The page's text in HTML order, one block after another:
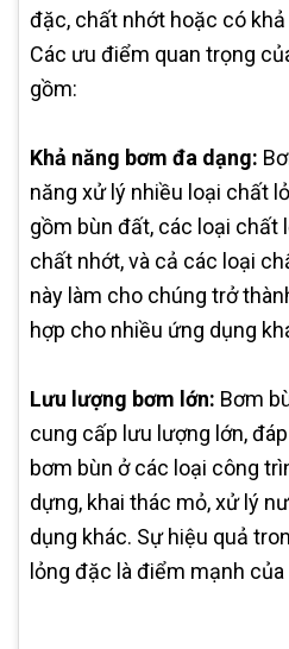
đặc, chất nhớt hoặc có
Các ưu điểm quan trọng
gồm:
Khả năng bơm đa dạng:
năng xử lý nhiều loại chất
gồm bùn đất, các loại chất
chất nhớt, và cả các loại
này làm cho chúng trở
hợp cho nhiều ứng dụng
Lưu lượng bơm lớn: Bơm
cung cấp lưu lượng lớn,
bơm bùn ở các loại công
dựng, khai thác mỏ, xử lý
dụng khác. Sự hiệu quả
lỏng đặc là điểm mạnh